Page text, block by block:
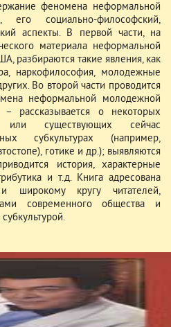
феномена неформальной
его социально-философский,
аспекты. В первой части, на
материала неформальной
разбираются такие явления, как
наркофилософия, молодежные
Во второй части проводится
неформальной молодежной
рассказывается о некоторых
или существующих сейчас
субкультурах (например,
готике и др.); выявляются
история, характерные
и т.д. Книга адресована
широкому кругу читателей,
современного общества и